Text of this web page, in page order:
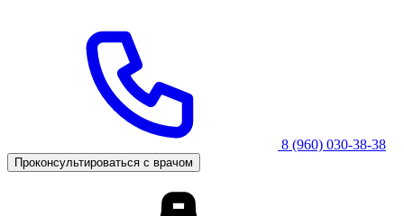
8 (960) 030-38-38
Проконсультироваться с врачом